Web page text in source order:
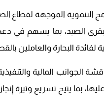
الموجهة لقطاع
الصيد، بما يسهم في دعم
البحارة والعاملين
المالية
بما يتيح تسريع وتيرة